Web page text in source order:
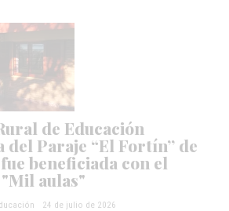
de Educación
del Paraje “El Fortín” de
beneficiada con el
aulas"
24 de julio de 2026